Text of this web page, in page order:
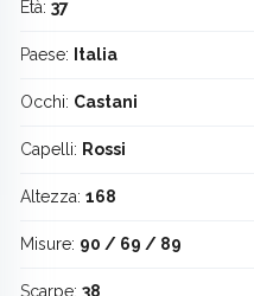
Età: 37
Paese: Italia
Occhi: Castani
Capelli: Rossi
Altezza: 168
Misure: 90 / 69 / 89
Scarpe: 38